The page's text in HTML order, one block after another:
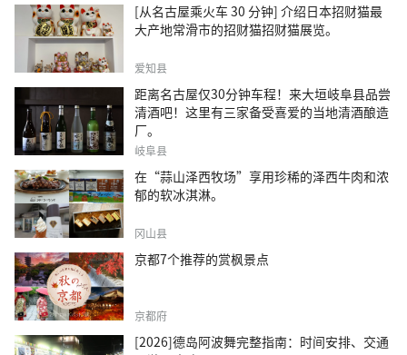
[从名古屋乘火车 30 分钟] 介绍日本招财猫最
大产地常滑市的招财猫招财猫展览。
爱知县
距离名古屋仅30分钟车程！来大垣岐阜县品尝
清酒吧！这里有三家备受喜爱的当地清酒酿造
厂。
岐阜县
在“蒜山泽西牧场”享用珍稀的泽西牛肉和浓
郁的软冰淇淋。
冈山县
京都7个推荐的赏枫景点
京都府
[2026]德岛阿波舞完整指南：时间安排、交通